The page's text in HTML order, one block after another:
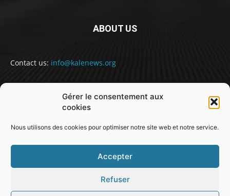
Gérer le consentement aux
cookies
Nous utilisons des cookies pour optimiser notre site web et notre service.
Accepter
Refuser
ABOUT US
Contact us: info@kalenews.org
FOLLOW US
@snabe// sekou.nabe@abakusitsolutions.eu